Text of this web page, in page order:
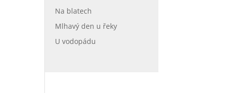
Na blatech
Mlhavý den u řeky
U vodopádu